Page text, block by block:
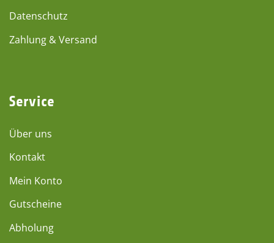
Datenschutz
Zahlung & Versand
Service
Über uns
Kontakt
Mein Konto
Gutscheine
Abholung